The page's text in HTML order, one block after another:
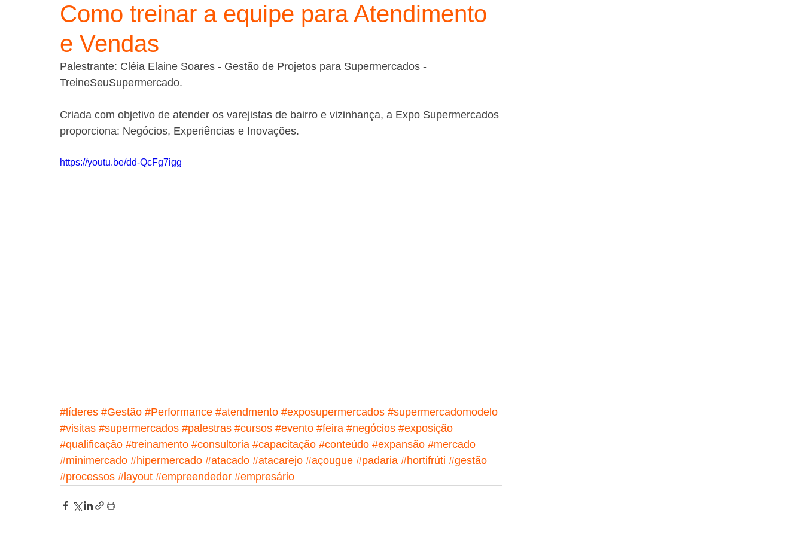
Como treinar a equipe para Atendimento
e Vendas
Palestrante: Cléia Elaine Soares - Gestão de Projetos para Supermercados -
TreineSeuSupermercado.
Criada com objetivo de atender os varejistas de bairro e vizinhança, a Expo Supermercados
proporciona: Negócios, Experiências e Inovações.
https://youtu.be/dd-QcFg7igg
#líderes #Gestão #Performance #atendmento #exposupermercados #supermercadomodelo
#visitas #supermercados #palestras #cursos #evento #feira #negócios #exposição
#qualificação #treinamento #consultoria #capacitação #conteúdo #expansão #mercado
#minimercado #hipermercado #atacado #atacarejo #açougue #padaria #hortifrúti #gestão
#processos #layout #empreendedor #empresário